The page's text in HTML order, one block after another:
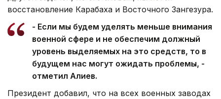
восстановление Карабаха и Восточного Зангезура.
- Если мы будем уделять меньше внимания
военной сфере и не обеспечим должный
уровень выделяемых на это средств, то в
будущем нас могут ожидать проблемы, -
отметил Алиев.
Президент добавил, что на всех военных заводах